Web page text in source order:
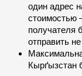
один адрес
стоимостью
получателя
отправить
Кырґызстан